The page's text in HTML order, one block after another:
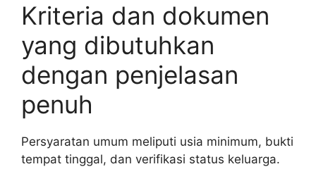
Kriteria dan dokumen
yang dibutuhkan
dengan penjelasan
penuh
Persyaratan umum meliputi usia minimum, bukti
tempat tinggal, dan verifikasi status keluarga.